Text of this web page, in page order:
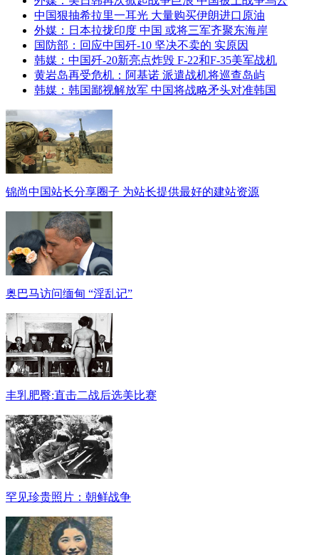
中国狠抽希拉里一耳光 大量购买伊朗进口原油
外媒：日本拉拢印度 中国 或将三军齐聚东海岸
国防部：回应中国歼-10 坚决不卖的 实原因
韩媒：中国歼-20新亮点炸毁 F-22和F-35美军战机
黄岩岛再受危机：阿基诺 派遣战机将巡查岛屿
韩媒：韩国鄙视解放军 中国将战略矛头对准韩国
锦尚中国站长分享圈子 为站长提供最好的建站资源
奥巴马访问缅甸 “淫乱记”
丰乳肥臀:直击二战后选美比赛
罕见珍贵照片：朝鲜战争